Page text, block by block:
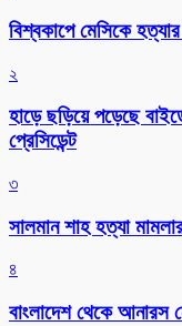
বিশ্বকাপে মেসিকে
২
হাড়ে ছড়িয়ে পড়েছে
প্রেসিডেন্ট
৩
সালমান শাহ হত্যা
৪
বাংলাদেশ থেকে আনারস